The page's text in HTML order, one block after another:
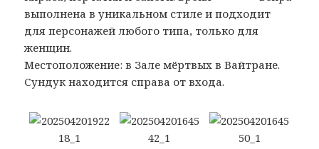
выполнена в уникальном стиле и подходит
для персонажей любого типа, только для
женщин.
Местоположение: в Зале мёртвых в Вайтране.
Сундук находится справа от входа.